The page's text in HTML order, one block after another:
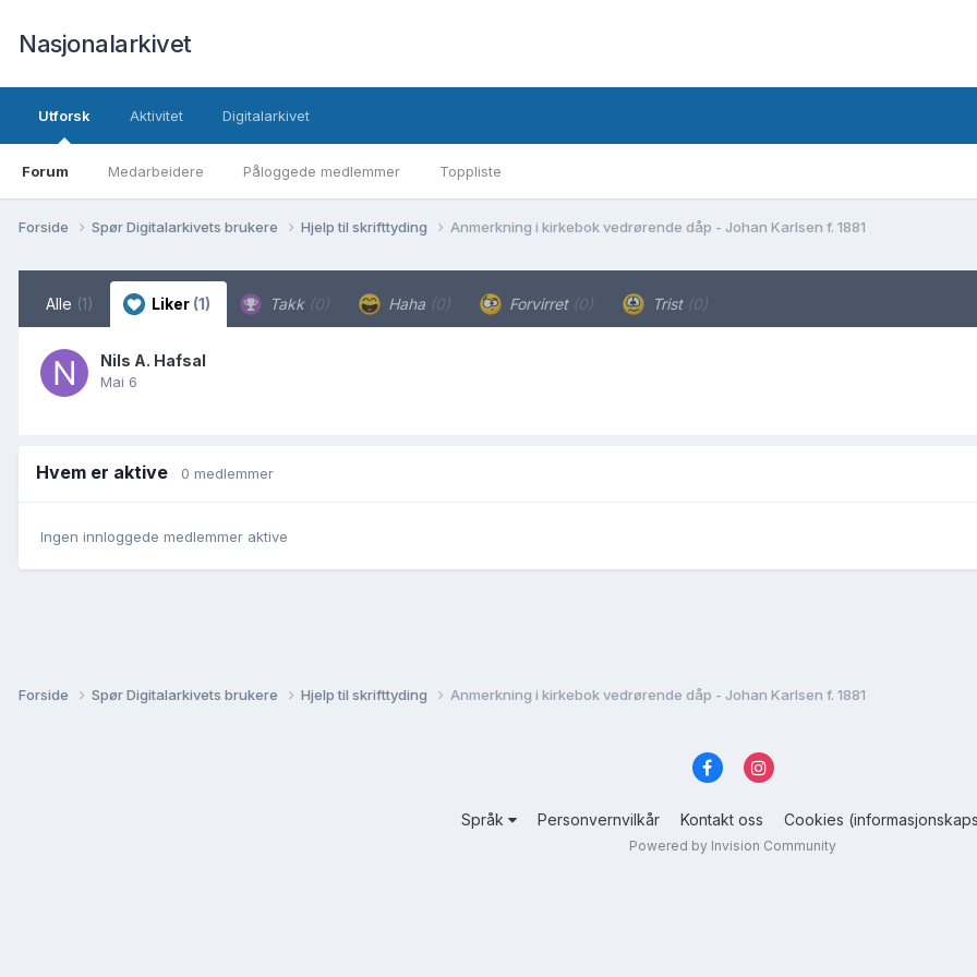
Nasjonalarkivet
Utforsk
Forum Medarbeidere Påloggede medlemmer Toppliste
Aktivitet Digitalarkivet
Forside Spør Digitalarkivets brukere Hjelp til skrifttyding Anmerkning i kirkebok vedrørende dåp - Johan Karlsen f. 1881
Alle (1) Liker (1) Takk (0) Haha (0) Forvirret (0) Trist (0)
Nils A. Hafsal
Mai 6
Hvem er aktive 0 medlemmer
Ingen innloggede medlemmer aktive
Forside Spør Digitalarkivets brukere Hjelp til skrifttyding Anmerkning i kirkebok vedrørende dåp - Johan Karlsen f. 1881
Språk Personvernvilkår Kontakt oss Cookies
Powered by Invision Community